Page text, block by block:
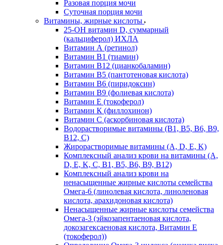
Разовая порция мочи
Суточная порция мочи
Витамины, жирные кислоты
25-OH витамин D, суммарный
(кальциферол) ИХЛА
Витамин А (ретинол)
Витамин В1 (тиамин)
Витамин В12 (цианкобаламин)
Витамин В5 (пантотеновая кислота)
Витамин В6 (пиридоксин)
Витамин В9 (фолиевая кислота)
Витамин Е (токоферол)
Витамин К (филлохинон)
Витамин С (аскорбиновая кислота)
Водорастворимые витамины (B1, B5, B6, В9,
В12, С)
Жирорастворимые витамины (A, D, E, K)
Комплексный анализ крови на витамины (A,
D, E, K, C, B1, B5, B6, В9, B12)
Комплексный анализ крови на
ненасыщенные жирные кислоты семейства
Омега-6 (линолевая кислота, линоленовая
кислота, арахидоновая кислота)
Ненасыщенные жирные кислоты семейства
Омега-3 (эйкозапентаеновая кислота,
докозагексаеновая кислота, Витамин E
(токоферол))